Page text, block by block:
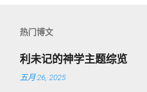
热门博文
利未记的神学主题综览
五月 26, 2025